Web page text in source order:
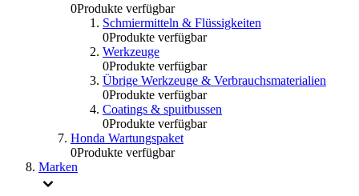
0Produkte verfügbar
Schmiermitteln & Flüssigkeiten
0Produkte verfügbar
Werkzeuge
0Produkte verfügbar
Übrige Werkzeuge & Verbrauchsmaterialien
0Produkte verfügbar
Coatings & spuitbussen
0Produkte verfügbar
Honda Wartungspaket
0Produkte verfügbar
Marken